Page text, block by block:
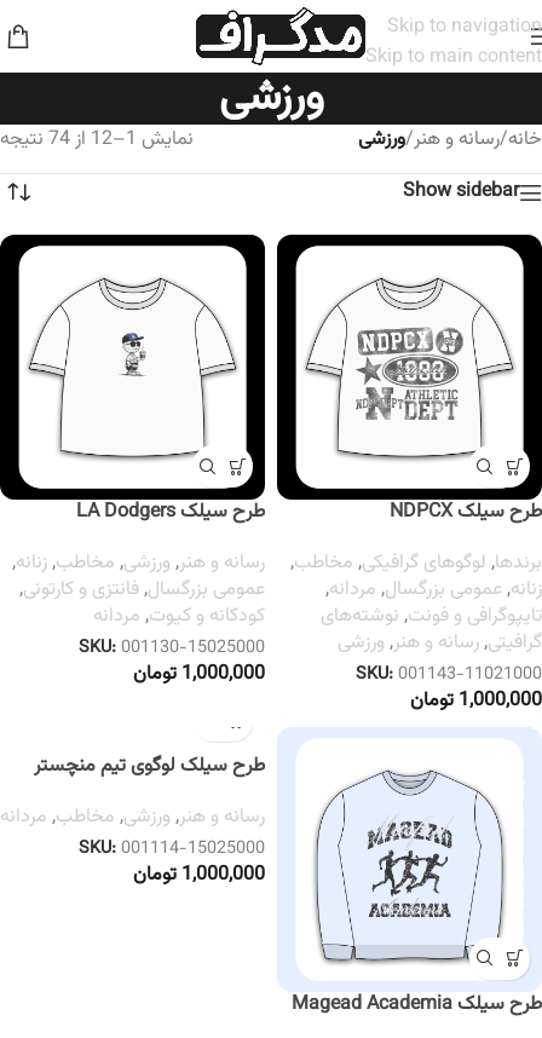
Skip to navigation
Skip to main content
ورزشی
خانه/رسانه و هنر/ورزشی
نمایش 1–12 از 74 نتیجه
Show sidebar
طرح سیلک NDPCX
برندها, لوگوهای گرافیکی, مخاطب,
زنانه,عمومی بزرگسال, مردانه,
تایپوگرافی و فونت, نوشته‌های
گرافیتی,رسانه و هنر, ورزشی
SKU:001143-11021000
1,000,000 تومان
طرح سیلک LA Dodgers
رسانه و هنر, ورزشی, مخاطب,زنانه,
عمومی بزرگسال,فانتزی و کارتونی,
کودکانه و کیوت, مردانه
SKU:001130-15025000
1,000,000 تومان
طرح سیلک Magead Academia
طرح سیلک لوگوی تیم منچستر
رسانه و هنر, ورزشی, مخاطب, مردانه
SKU:001114-15025000
1,000,000 تومان